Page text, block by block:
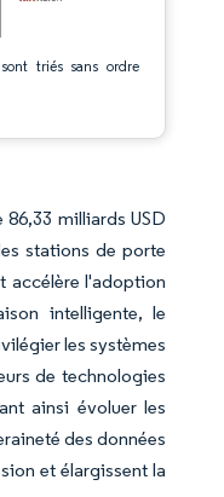
triés sans ordre
milliards USD
stations de porte
accélère l'adoption
intelligente, le
les systèmes
de technologies
ainsi évoluer les
des données
et élargissent la